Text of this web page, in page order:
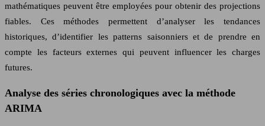
mathématiques peuvent être employées pour obtenir des projections
fiables. Ces méthodes permettent d’analyser les tendances
historiques, d’identifier les patterns saisonniers et de prendre en
compte les facteurs externes qui peuvent influencer les charges
futures.
Analyse des séries chronologiques avec la méthode
ARIMA